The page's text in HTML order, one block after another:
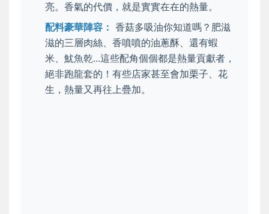
亮。香氣的代價，就是實實在在的熱量。
配料豪華陣容： 香菇多吸油你知道嗎？肥滋
滋的三層肉絲、香噴噴的油蔥酥、還有蝦
米、魷魚乾...這些配角個個都是熱量貢獻者，
絕非跑龍套的！有些店家甚至會加栗子、花
生，熱量又再往上疊加。